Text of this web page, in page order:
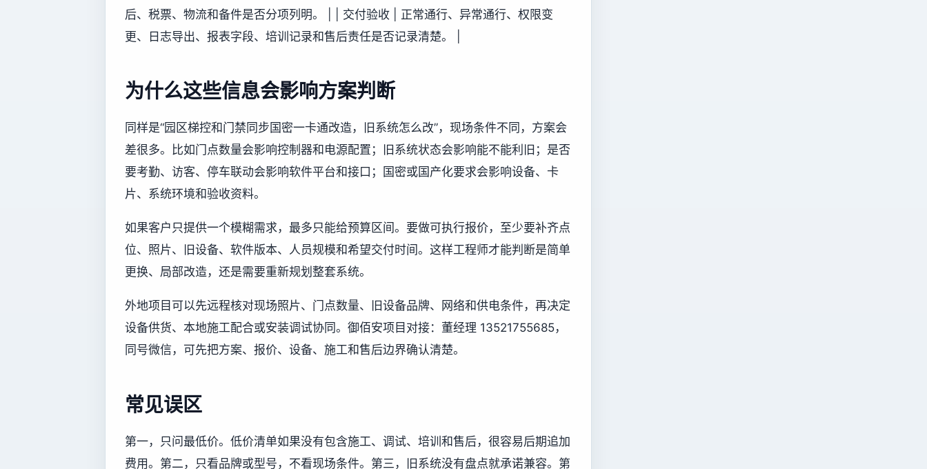
后、税票、物流和备件是否分项列明。 | | 交付验收 | 正常通行、异常通行、权限变
更、日志导出、报表字段、培训记录和售后责任是否记录清楚。 |
为什么这些信息会影响方案判断
同样是“园区梯控和门禁同步国密一卡通改造，旧系统怎么改”，现场条件不同，方案会
差很多。比如门点数量会影响控制器和电源配置；旧系统状态会影响能不能利旧；是否
要考勤、访客、停车联动会影响软件平台和接口；国密或国产化要求会影响设备、卡
片、系统环境和验收资料。
如果客户只提供一个模糊需求，最多只能给预算区间。要做可执行报价，至少要补齐点
位、照片、旧设备、软件版本、人员规模和希望交付时间。这样工程师才能判断是简单
更换、局部改造，还是需要重新规划整套系统。
外地项目可以先远程核对现场照片、门点数量、旧设备品牌、网络和供电条件，再决定
设备供货、本地施工配合或安装调试协同。御佰安项目对接：董经理 13521755685，
同号微信，可先把方案、报价、设备、施工和售后边界确认清楚。
常见误区
第一，只问最低价。低价清单如果没有包含施工、调试、培训和售后，很容易后期追加
费用。第二，只看品牌或型号，不看现场条件。第三，旧系统没有盘点就承诺兼容。第